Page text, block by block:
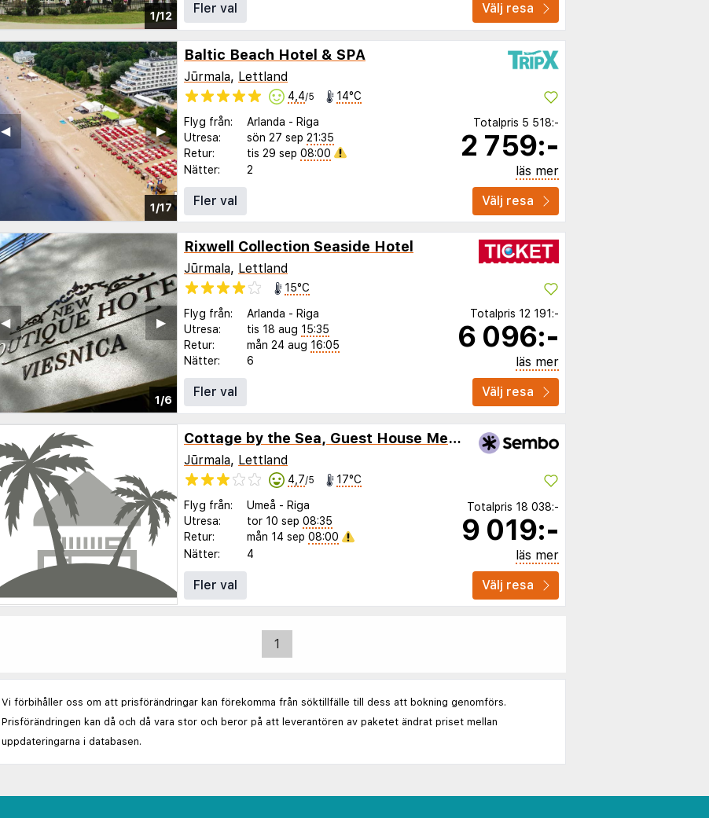
1/12
Fler val
Välj resa
1/17
▶︎
◀︎
Baltic Beach Hotel & SPA
Jūrmala, Lettland
4,4/5 14°C
Flyg från: Arlanda - Riga
Utresa:
sön 27 sep 21:35
Retur:
tis 29 sep 08:00
Nätter:
2
Totalpris 5 518:-
2 759:-
läs mer
Fler val
Välj resa
1/6
▶︎
◀︎
Rixwell Collection Seaside Hotel
Jūrmala, Lettland
15°C
Flyg från: Arlanda - Riga
Utresa:
tis 18 aug 15:35
Retur:
mån 24 aug 16:05
Nätter:
6
Totalpris 12 191:-
6 096:-
läs mer
Fler val
Välj resa
Cottage by the Sea, Guest House Melon
Jūrmala, Lettland
4,7/5 17°C
Flyg från: Umeå - Riga
Utresa:
tor 10 sep 08:35
Retur:
mån 14 sep 08:00
Nätter:
4
Totalpris 18 038:-
9 019:-
läs mer
Fler val
Välj resa
1
Vi förbihåller oss om att prisförändringar kan förekomma från söktillfälle till dess att bokning genomförs.
Prisförändringen kan då och då vara stor och beror på att leverantören av paketet ändrat priset mellan
uppdateringarna i databasen.